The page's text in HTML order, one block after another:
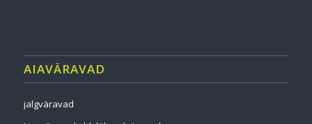
AIAVÄRAVAD
jalgväravad